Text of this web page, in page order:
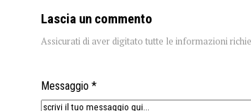
Lascia un commento
Assicurati di aver digitato tutte le informazioni
Messaggio *